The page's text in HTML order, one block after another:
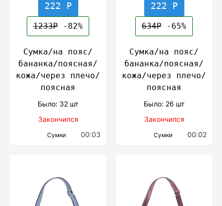
222 Р
1233Р -82%
Сумка/на пояс/
бананка/поясная/
кожа/через плечо/
поясная
Было: 32 шт
Закончился
Сумки 00:03
222 Р
634Р -65%
Сумка/на пояс/
бананка/поясная/
кожа/через плечо/
поясная
Было: 26 шт
Закончился
Сумки 00:02